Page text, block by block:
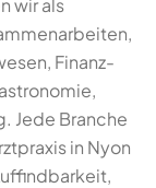
wir als
Finanz-
Jede Branche
in Nyon